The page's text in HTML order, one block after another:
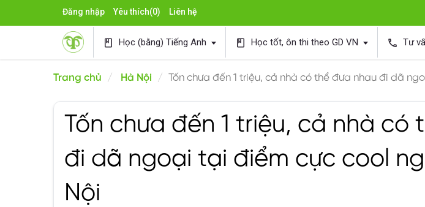
Đăng nhập Yêu thích(0) Liên hệ
book Học (bằng) Tiếng Anh book Học tốt, ôn thi theo GD VN phone Tư
Trang chủ Hà Nội Tốn chưa đến 1 triệu, cả nhà có thể đưa nhau đi dã
Tốn chưa đến 1 triệu, cả nhà có
đi dã ngoại tại điểm cực cool
Nội